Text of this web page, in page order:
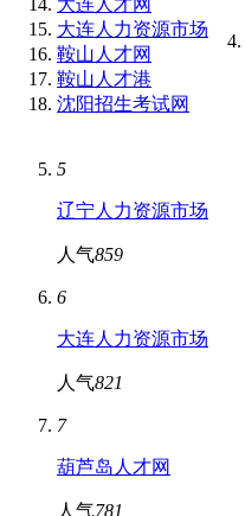
大连人才网
大连人力资源市场
鞍山人才网
鞍山人才港
沈阳招生考试网
5
辽宁人力资源市场
人气859
6
大连人力资源市场
人气821
7
葫芦岛人才网
人气781